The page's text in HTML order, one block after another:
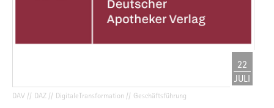
22
JULI
DAV DAZ DigitaleTransformation Geschäftsführung